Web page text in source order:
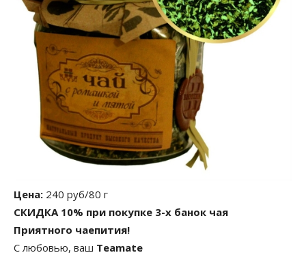
Цена: 240 руб/80 г
СКИДКА 10% при покупке 3-х банок чая
Приятного чаепития!
C любовью, ваш Teamate